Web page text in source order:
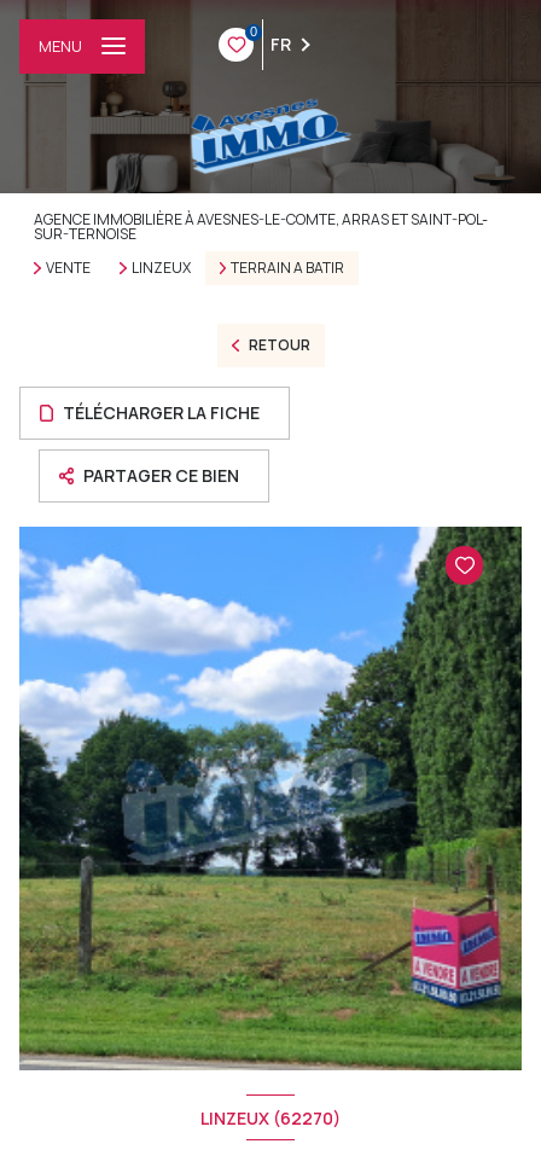
0
FR
MENU
AGENCE IMMOBILIÈRE À AVESNES-LE-COMTE, ARRAS ET SAINT-POL-
SUR-TERNOISE
VENTE
LINZEUX TERRAIN A BATIR
RETOUR
TÉLÉCHARGER LA FICHE
PARTAGER CE BIEN
LINZEUX (62270)